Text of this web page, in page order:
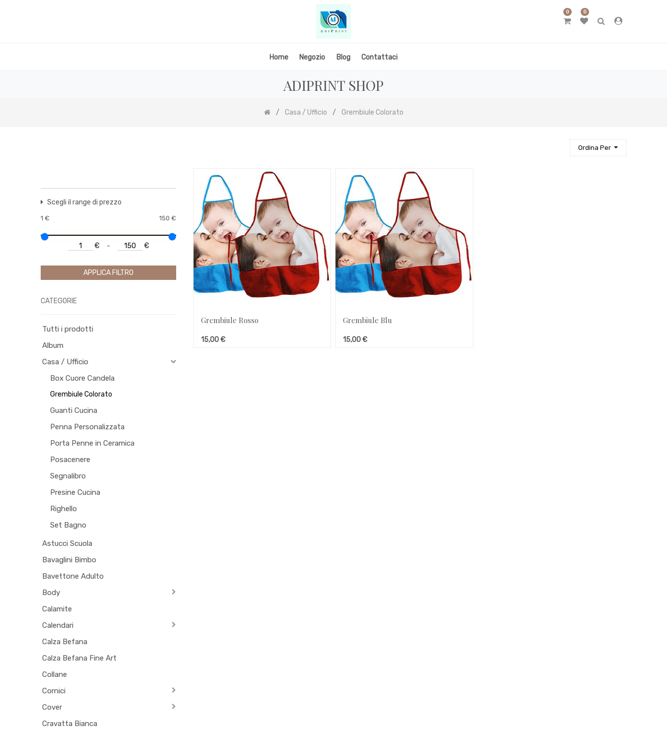
0 0
Home Negozio Blog Contattaci
ADIPRINT SHOP
Casa / Ufficio Grembiule Colorato
Ordina Per
Scegli il range di prezzo
1 € 150 €
€ - €
APPLICA FILTRO
CATEGORIE
Tutti i prodotti
Album
Casa / Ufficio
Box Cuore Candela
Grembiule Colorato
Guanti Cucina
Penna Personalizzata
Porta Penne in Ceramica
Posacenere
Segnalibro
Presine Cucina
Righello
Set Bagno
Astucci Scuola
Bavaglini Bimbo
Bavettone Adulto
Body
Calamite
Calendari
Calza Befana
Calza Befana Fine Art
Collane
Cornici
Cover
Cravatta Bianca
Grembiule Rosso
15,00€
Grembiule Blu
15,00€